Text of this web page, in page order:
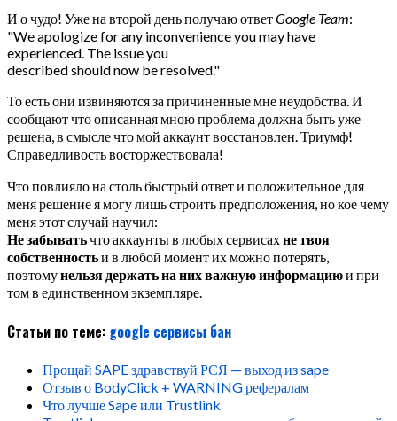
И о чудо! Уже на второй день получаю ответGoogle Team:
We apologize for any inconvenience you may have
experienced. The issue you
described should now be resolved.
То есть они извиняются за причиненные мне неудобства. И
сообщают что описанная мною проблема должна быть уже
решена, в смысле что мой аккаунт восстановлен. Триумф!
Справедливость восторжествовала!
Что повлияло на столь быстрый ответ и положительное для
меня решение я могу лишь строить предположения, но кое чему
меня этот случай научил:
Не забыватьчто аккаунты в любых сервисахне твоя
собственностьи в любой момент их можно потерять,
поэтомунельзя держать на них важную информациюи при
том в единственном экземпляре.
Статьи по теме: google сервисы бан
Прощай SAPE здравствуй РСЯ — выход из sape
Отзыв о BodyClick + WARNING рефералам
Что лучше Sape или Trustlink